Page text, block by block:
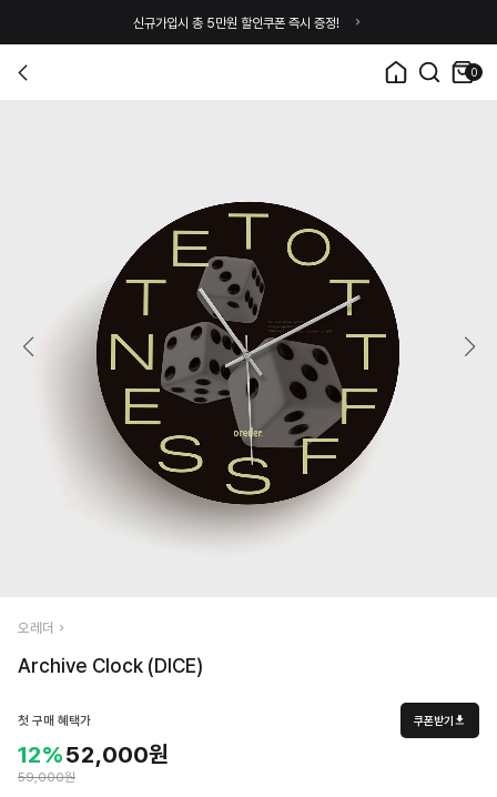
신규가입시 총 5만원 할인쿠폰 즉시 증정!
0
오레더
Archive Clock (DICE)
첫 구매 혜택가 쿠폰받기
12%52,000원
59,000원